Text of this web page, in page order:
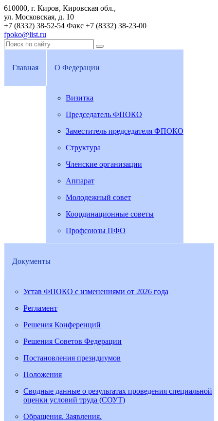
610000, г. Киров, Кировская обл.,
ул. Московская, д. 10
+7 (8332) 38-52-54 Факс +7 (8332) 38-23-00
fpoko@list.ru
Главная О Федерации
Визитка
Председатель ФПОКО
Заместитель председателя ФПОКО
Структура
Членские организации
Аппарат
Молодежный совет
Координационные советы
Профсоюзы ПФО
Документы
Устав ФПОКО с изменениями от 2026 года
Регламент
Решения Конференций
Решения Советов Федерации
Постановления президиумов
Положения
Сводные данные о результатах проведения специальной
оценки условий труда (СОУТ)
Обращения. Заявления.